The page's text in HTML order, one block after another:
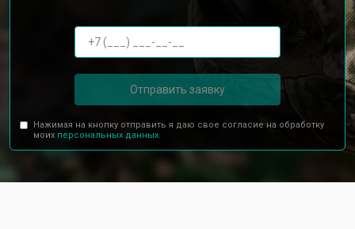
Отправить заявку
Нажимая на кнопку отправить я даю свое согласие на обработку
моих персональных данных.